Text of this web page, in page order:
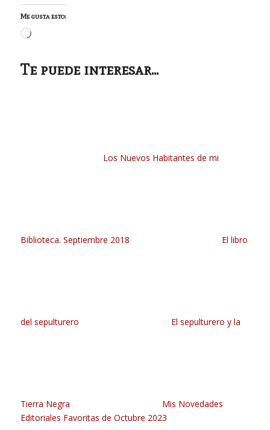
Me gusta esto:
Cargando...
Te puede interesar...
Los Nuevos Habitantes de mi
Biblioteca. Septiembre 2018 El libro
del sepulturero El sepulturero y la
Tierra Negra
Mis Novedades
Editoriales Favoritas de Octubre 2023